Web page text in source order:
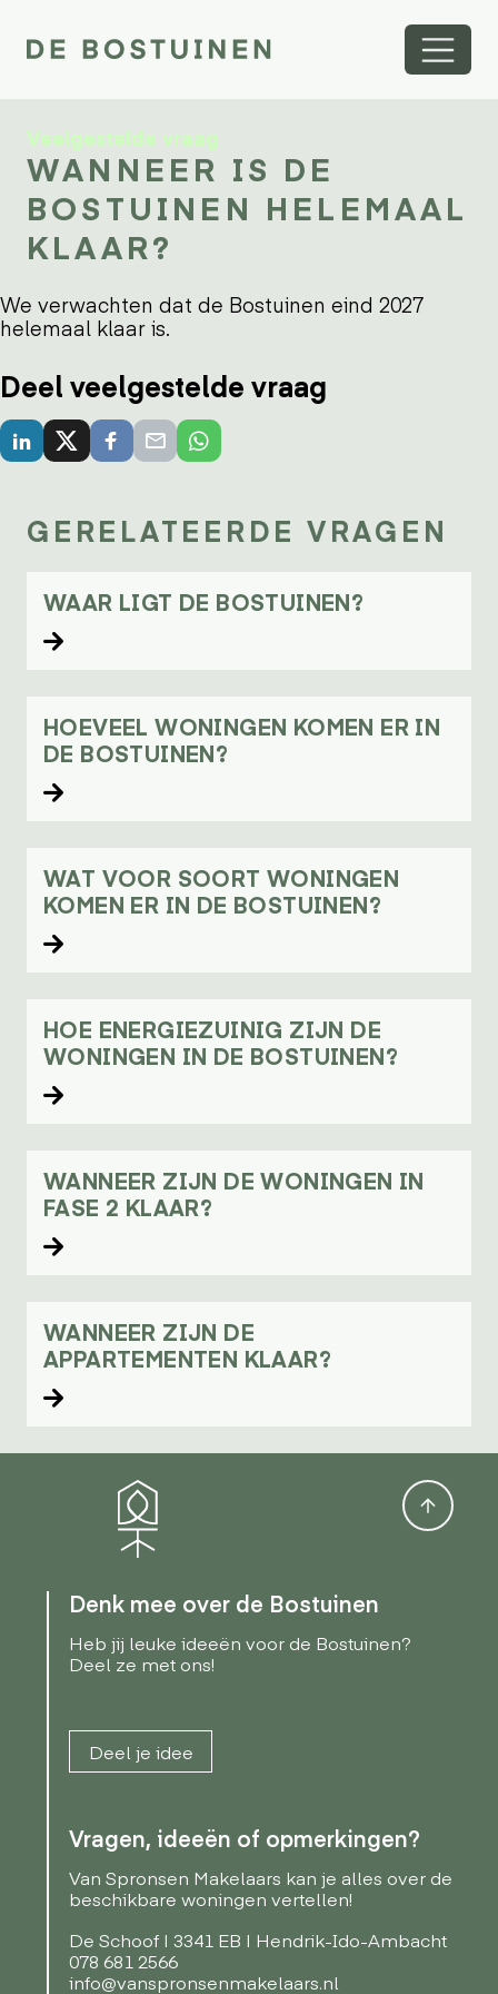
Veelgestelde vraag
WANNEER IS DE
BOSTUINEN HELEMAAL
KLAAR?
We verwachten dat de Bostuinen eind 2027
helemaal klaar is.
Deel veelgestelde vraag
GERELATEERDE VRAGEN
WAAR LIGT DE BOSTUINEN?
Lees verder
HOEVEEL WONINGEN KOMEN ER IN
DE BOSTUINEN?
Lees verder
WAT VOOR SOORT WONINGEN
KOMEN ER IN DE BOSTUINEN?
Lees verder
HOE ENERGIEZUINIG ZIJN DE
WONINGEN IN DE BOSTUINEN?
Lees verder
WANNEER ZIJN DE WONINGEN IN
FASE 2 KLAAR?
Lees verder
WANNEER ZIJN DE
APPARTEMENTEN KLAAR?
Lees verder
Denk mee over de Bostuinen
Heb jij leuke ideeën voor de Bostuinen?
Deel ze met ons!
Deel je idee
Vragen, ideeën of opmerkingen?
Van Spronsen Makelaars kan je alles over de
beschikbare woningen vertellen!
De Schoof | 3341 EB | Hendrik-Ido-Ambacht
078 681 2566
info@vanspronsenmakelaars.nl